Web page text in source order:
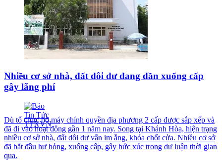
Nhiều cơ sở nhà, đất dôi dư đang dần xuống cấp
gây lãng phí
Dù tổ chức bộ máy chính quyền địa phương 2 cấp được sắp xếp và
đã đi vào hoạt động gần 1 năm nay. Song tại Khánh Hòa, hiện trạng
nhiều cơ sở nhà, đất dôi dư vẫn im ắng, khóa chốt cửa. Nhiều cơ sở
đã bắt đầu hư hỏng, xuống cấp, gây bức xúc trong dư luận thời gian
qua.